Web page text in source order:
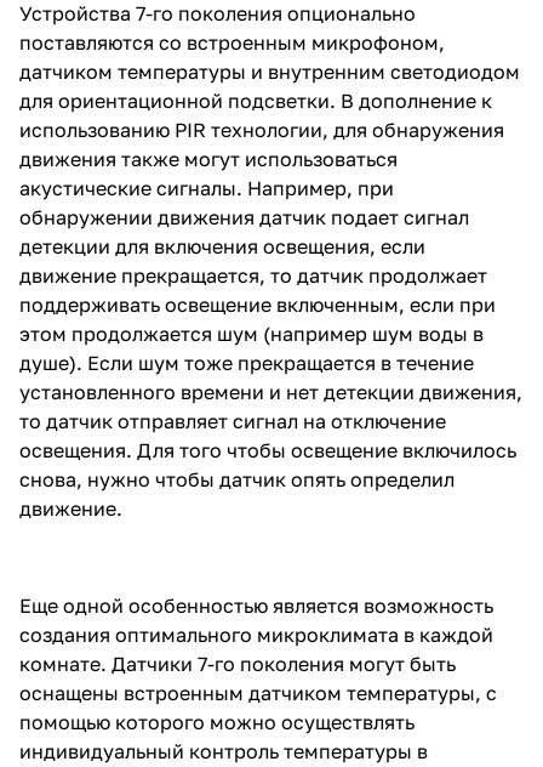
Устройства 7-го поколения опционально
поставляются со встроенным микрофоном,
датчиком температуры и внутренним светодиодом
для ориентационной подсветки. В дополнение к
использованию PIR технологии, для обнаружения
движения также могут использоваться
акустические сигналы. Например, при
обнаружении движения датчик подает сигнал
детекции для включения освещения, если
движение прекращается, то датчик продолжает
поддерживать освещение включенным, если при
этом продолжается шум (например шум воды в
душе). Если шум тоже прекращается в течение
установленного времени и нет детекции движения,
то датчик отправляет сигнал на отключение
освещения. Для того чтобы освещение включилось
снова, нужно чтобы датчик опять определил
движение.
Еще одной особенностью является возможность
создания оптимального микроклимата в каждой
комнате. Датчики 7-го поколения могут быть
оснащены встроенным датчиком температуры, с
помощью которого можно осуществлять
индивидуальный контроль температуры в